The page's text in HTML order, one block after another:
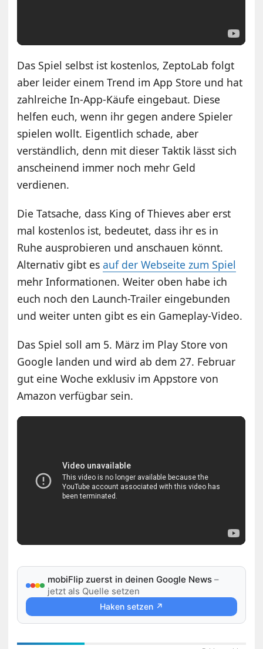
Das Spiel selbst ist kostenlos, ZeptoLab folgt
aber leider einem Trend im App Store und hat
zahlreiche In-App-Käufe eingebaut. Diese
helfen euch, wenn ihr gegen andere Spieler
spielen wollt. Eigentlich schade, aber
verständlich, denn mit dieser Taktik lässt sich
anscheinend immer noch mehr Geld
verdienen.
Die Tatsache, dass King of Thieves aber erst
mal kostenlos ist, bedeutet, dass ihr es in
Ruhe ausprobieren und anschauen könnt.
Alternativ gibt esauf der Webseite zum Spiel
mehr Informationen. Weiter oben habe ich
euch noch den Launch-Trailer eingebunden
und weiter unten gibt es ein Gameplay-Video.
Das Spiel soll am 5. März im Play Store von
Google landen und wird ab dem 27. Februar
gut eine Woche exklusiv im Appstore von
Amazon verfügbar sein.
mobiFlip zuerst in deinen Google News –
jetzt als Quelle setzen
Haken setzen ↗